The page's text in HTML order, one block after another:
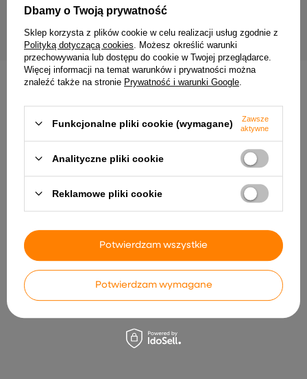
24,99 zł
Statecznik elektroniczny TCI
MBQ142/2
24,99 zł
MiBoxer HPS1-RF
Mikrofalowy czujnik
obecności ruchu 2.4GHz RF
LED milight
58,99 zł
Dbamy o Twoją prywatność
Sklep korzysta z plików cookie w celu realizacji usług zgodnie z
Polityką dotyczącą cookies . Możesz określić warunki
przechowywania lub dostępu do cookie w Twojej przeglądarce.
Więcej informacji na temat warunków i prywatności można
znaleźć także na stronie Prywatność i warunki Google
Funkcjonalne pliki cookie (wymagane)
Zawsze
aktywne
Analityczne pliki cookie
Reklamowe pliki cookie
Potwierdzam wymagane
Potwierdzam wszystkie